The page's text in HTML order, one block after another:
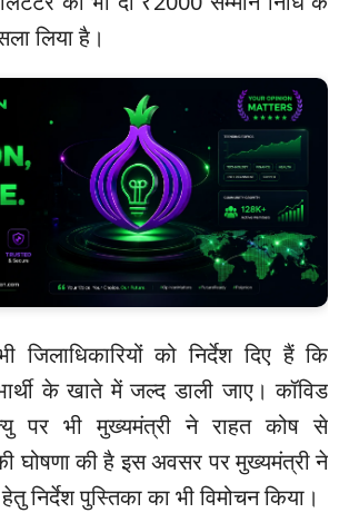
लिया है।
जिलाधिकारियों को निर्देश दिए हैं कि
के खाते में जल्द डाली जाए। कॉविड
पर भी मुख्यमंत्री ने राहत कोष से
घोषणा की है इस अवसर पर मुख्यमंत्री ने
निर्देश पुस्तिका का भी विमोचन किया।